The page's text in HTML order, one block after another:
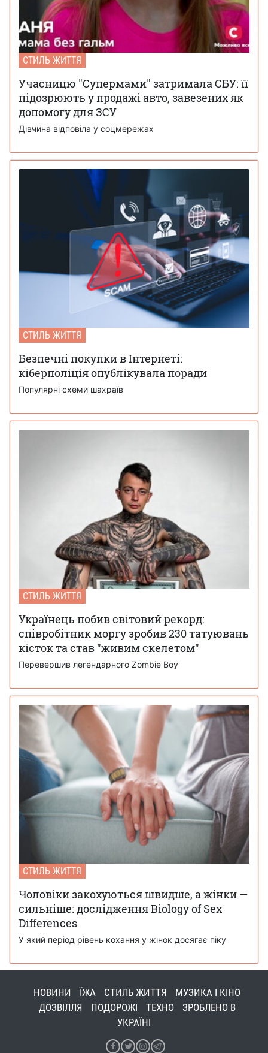
СТИЛЬ ЖИТТЯ
Учасницю "Супермами" затримала СБУ: її
підозрюють у продажі авто, завезених як
допомогу для ЗСУ
Дівчина відповіла у соцмережах
СТИЛЬ ЖИТТЯ
Безпечні покупки в Інтернеті:
кіберполіція опублікувала поради
Популярні схеми шахраїв
СТИЛЬ ЖИТТЯ
Українець побив світовий рекорд:
співробітник моргу зробив 230 татуювань
кісток та став "живим скелетом"
Перевершив легендарного Zombie Boy
СТИЛЬ ЖИТТЯ
Чоловіки закохуються швидше, а жінки —
сильніше: дослідження Biology of Sex
Differences
У який період рівень кохання у жінок досягає піку
НОВИНИ ЇЖА СТИЛЬ ЖИТТЯ
МУЗИКА І КІНО
ДОЗВІЛЛЯ
ПОДОРОЖІ ТЕХНО
ЗРОБЛЕНО В
УКРАЇНІ